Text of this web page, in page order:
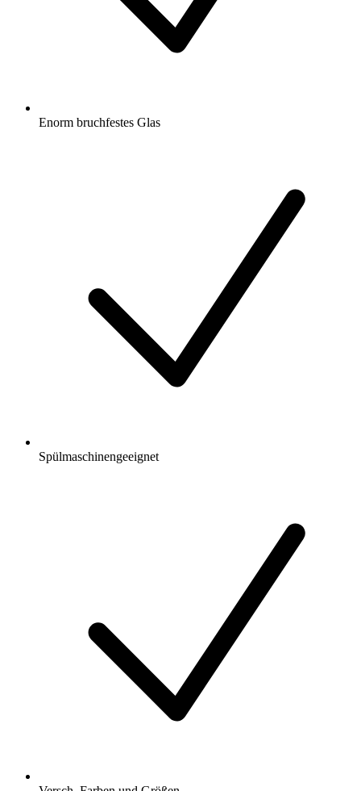
Enorm bruchfestes Glas
Spülmaschinengeeignet